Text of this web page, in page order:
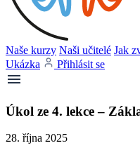
Naše kurzy Naši učitelé Jak
Ukázka
Přihlásit se
Úkol ze 4. lekce –
28. října 2025